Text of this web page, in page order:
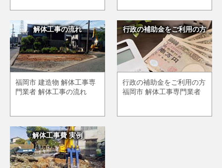
解体工事の流れ
福岡市 建造物 解体工事専
門業者 解体工事の流れ
行政の補助金をご利用の方
行政の補助金をご利用の方
福岡市 解体工事専門業者
解体工事費 実例